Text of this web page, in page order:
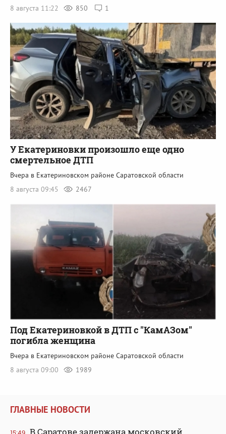
8 августа 11:22 850 1
У Екатериновки произошло еще одно
смертельное ДТП
Вчера в Екатериновском районе Саратовской области
8 августа 09:45
2467
Под Екатериновкой в ДТП с "КамАЗом"
погибла женщина
Вчера в Екатериновском районе Саратовской области
8 августа 09:00
1989
ГЛАВНЫЕ НОВОСТИ